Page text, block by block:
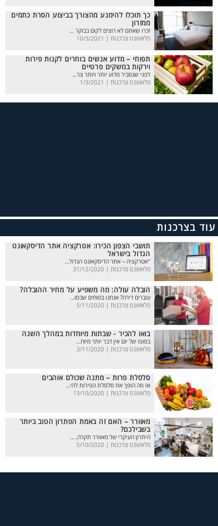
כך תוכלו להימנע מהצורך בביצוע הסרת כתמים
ממזרון
זכרו שאתם לא רוצים לקום בבוקר ...
פלאשנט צרכנות | 10/3/2021
תפוחי – מדוע אנשים בוחרים לקנות פירות
וירקות במשקים פרטיים
לפני שנסביר מדוע יותר ויותר צר...
פלאשנט צרכנות | 1/3/2021
עוד בצרכנות
תושבי הצפון הכירו: אטרקציה אתר הדיסקאונט
הגדול בישראל
"אטרקציה – אתר הדיסקאונט הגדול...
פלאשנט צרכנות | 31/12/2020
הובלה עולה: מה משפיע על מחיר ההובלה?
עוברים דירה? אנחנו בטוחים שבסו...
פלאשנט צרכנות | 5/11/2020
בואו להכיר - שבתות מיוחדות במהלך השנה
בסופו של יום אין דבר יותר מיוח...
פלאשנט צרכנות | 3/11/2020
סלסלת פרות – מתנה שכולם אוהבים
אז מה הופך את סלסלת הפירות להי...
פלאשנט צרכנות | 13/10/2020
מאוורר – האם זה באמת הפתרון הטוב ביותר
בשבילכם?
היתרון העיקרי של מאוורר תקרה, ...
פלאשנט צרכנות | 5/10/2020